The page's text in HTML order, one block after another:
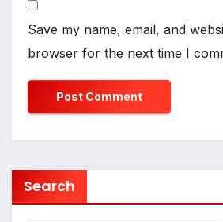
Save my name, email, and
browser for the next time I
Search